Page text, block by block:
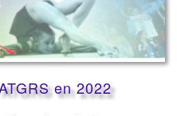
en 2022